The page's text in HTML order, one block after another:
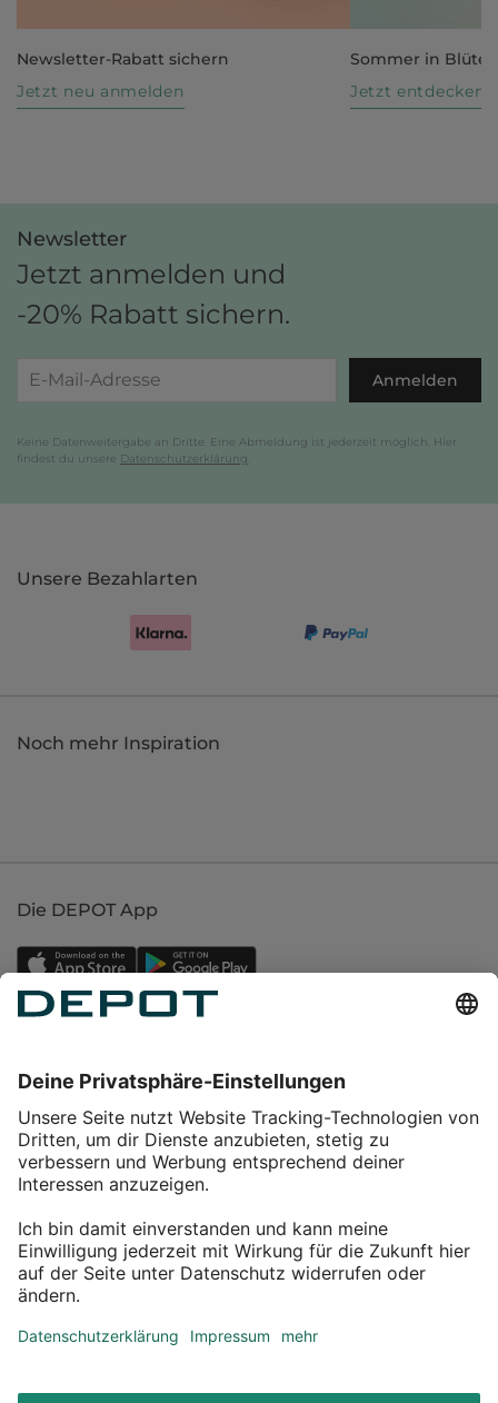
Newsletter-Rabatt sichern
Jetzt neu anmelden
Sommer in Blüte
Jetzt entdecken
Newsletter
Jetzt anmelden und
-20% Rabatt sichern.
Anmelden
Keine Datenweitergabe an Dritte. Eine Abmeldung ist jederzeit möglich. Hier
findest du unsere Datenschutzerklärung
Unsere Bezahlarten
Noch mehr Inspiration
Die DEPOT App
Service
Über DEPOT
Kontakt